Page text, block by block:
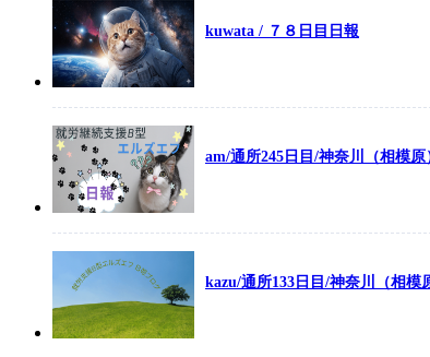
kuwata / ７８日目日報
am/通所245日目/神奈川（相模
kazu/通所133日目/神奈川（相模